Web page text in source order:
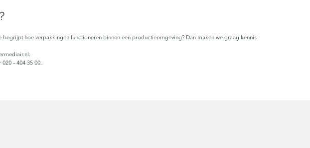
begrijpt hoe verpakkingen functioneren binnen een productieomgeving? Dan maken we graag kennis
– 404 35 00.